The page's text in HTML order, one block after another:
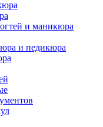
и маникюра
и педикюра